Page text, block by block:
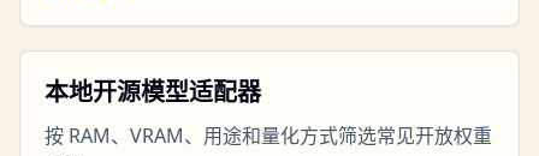
本地开源模型适配器
按 RAM、VRAM、用途和量化方式筛选常见开放权重